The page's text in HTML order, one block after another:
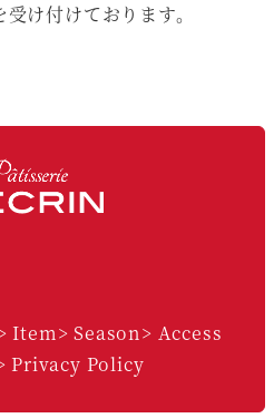
け付けております。
Item> Season> Access
Privacy Policy